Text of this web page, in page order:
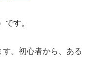
です。
。初心者から、ある